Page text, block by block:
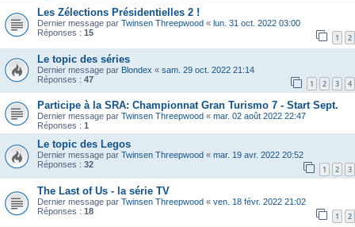
Les Zélections Présidentielles 2 !
Dernier message par Twinsen Threepwood « lun. 31 oct. 2022 03:00
Réponses : 15 1 2
Le topic des séries
Dernier message par Blondex « sam. 29 oct. 2022 21:14
Réponses : 47 1 2 3 4
Participe à la SRA: Championnat Gran Turismo 7 - Start Sept.
Dernier message par Twinsen Threepwood « mar. 02 août 2022 22:47
Réponses : 1
Le topic des Legos
Dernier message par Twinsen Threepwood « mar. 19 avr. 2022 20:52
Réponses : 32 1 2 3
The Last of Us - la série TV
Dernier message par Twinsen Threepwood « ven. 18 févr. 2022 21:02
Réponses : 18 1 2